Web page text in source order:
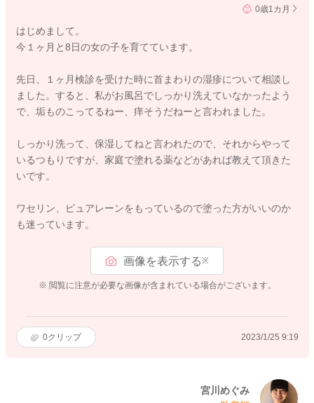
0歳1カ月
はじめまして。
今１ヶ月と8日の女の子を育てています。
先日、１ヶ月検診を受けた時に首まわりの湿疹について相談し
ました。すると、私がお風呂でしっかり洗えていなかったよう
で、垢ものこってるねー、痒そうだねーと言われました。
しっかり洗って、保湿してねと言われたので、それからやって
いるつもりですが、家庭で塗れる薬などがあれば教えて頂きた
いです。
ワセリン、ピュアレーンをもっているので塗った方がいいのか
も迷っています。
画像を表示する※
※ 閲覧に注意が必要な画像が含まれている場合がございます。
0クリップ 2023/1/25 9:19
宮川めぐみ